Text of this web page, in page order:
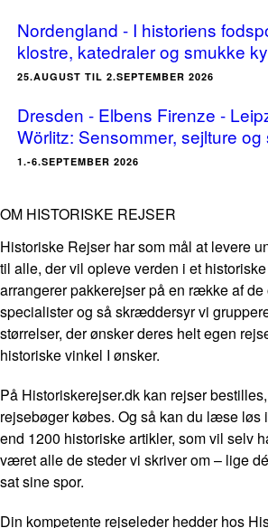
Nordengland - I historiens
klostre, katedraler og smukke
25.AUGUST TIL 2.SEPTEMBER 2026
Dresden - Elbens Firenze -
Wörlitz: Sensommer, sejlture
1.-6.SEPTEMBER 2026
OM HISTORISKE REJSER
Historiske Rejser har som mål at levere
til alle, der vil opleve verden i et
arrangerer pakkerejser på en række af de
specialister og så skræddersyr vi
størrelser, der ønsker deres helt egen
historiske vinkel I ønsker.
På Historiskerejser.dk kan rejser
rejsebøger købes. Og så kan du læse løs
end 1200 historiske artikler, som vil selv
været alle de steder vi skriver om – lige
sat sine spor.
Din kompetente rejseleder hedder hos